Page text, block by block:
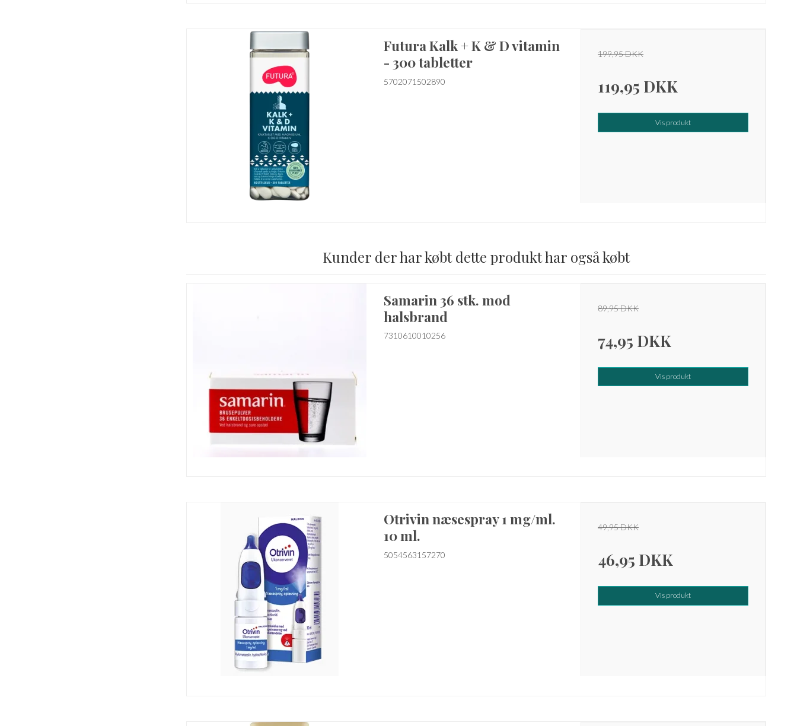
Futura Kalk + K & D vitamin
- 300 tabletter
5702071502890
199,95 DKK
119,95 DKK
Vis produkt
Kunder der har købt dette produkt har også købt
Samarin 36 stk. mod
halsbrand
7310610010256
89,95 DKK
74,95 DKK
Vis produkt
Otrivin næsespray 1 mg/ml.
10 ml.
5054563157270
49,95 DKK
46,95 DKK
Vis produkt